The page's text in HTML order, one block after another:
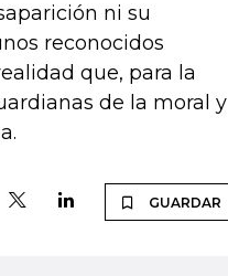
ni su
reconocidos
que, para la
de la moral y
GUARDAR